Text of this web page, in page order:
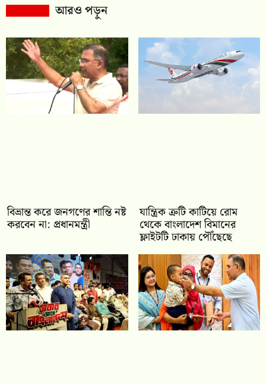
আরও পড়ুন
বিভ্রান্ত করে জনগণের শান্তি নষ্ট
করবেন না: প্রধানমন্ত্রী
যান্ত্রিক ত্রুটি কাটিয়ে রোম
থেকে বাংলাদেশ বিমানের
ফ্লাইটটি ঢাকায় পৌঁছেছে